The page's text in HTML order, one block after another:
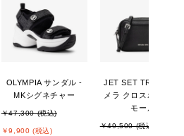
OLYMPIA サンダル -
MKシグネチャー
￥47,300 (税込)
￥9,900 (税込)
JET SET TRAVEL カ
メラ クロスボディ ス
モール
￥49,500 (税込)